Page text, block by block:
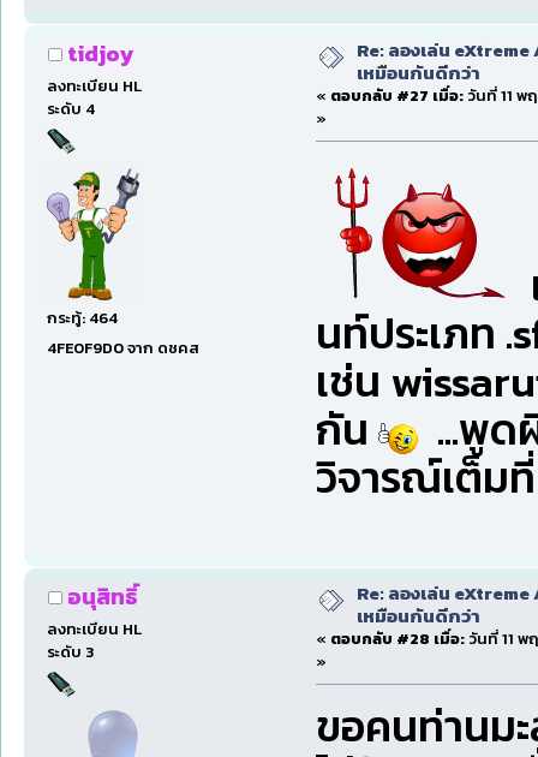
tidjoy
ลงทะเบียน HL
ระดับ 4
กระทู้: 464
4FE0F9D0 จาก ดชคส
Re: ลองเล่น
เหมือนกันดีกว่า
« ตอบกลับ #27 เมื่อ: วันที่ 11 พ
»
นท์ประเภท
เช่น
กัน ...พูด
วิจารณ์เต็ม
อนุสิทธิ์
ลงทะเบียน HL
ระดับ 3
Re: ลองเล่น
เหมือนกันดีกว่า
« ตอบกลับ #28 เมื่อ: วันที่ 11 พ
»
ขอคนท่านม